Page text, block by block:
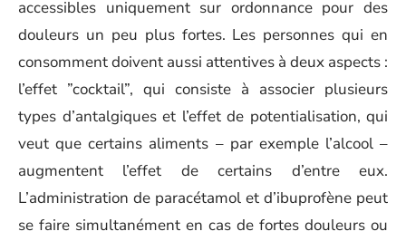
accessibles uniquement sur ordonnance pour des
douleurs un peu plus fortes. Les personnes qui en
consomment doivent aussi attentives à deux aspects :
l’effet ”cocktail”, qui consiste à associer plusieurs
types d’antalgiques et l’effet de potentialisation, qui
veut que certains aliments – par exemple l’alcool –
augmentent l’effet de certains d’entre eux.
L’administration de paracétamol et d’ibuprofène peut
se faire simultanément en cas de fortes douleurs ou